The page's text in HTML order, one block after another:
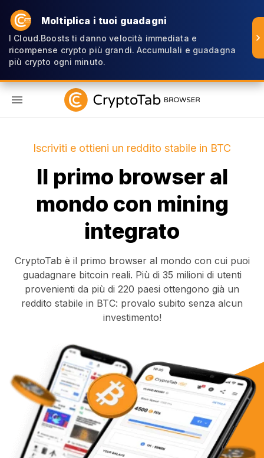
Moltiplica i tuoi guadagni
I Cloud.Boosts ti danno velocità immediata e
ricompense crypto più grandi. Accumulali e guadagna
più crypto ogni minuto.
Iscriviti e ottieni un reddito stabile in BTC
Il primo browser al
mondo con mining
integrato
CryptoTab è il primo browser al mondo con cui puoi
guadagnare bitcoin reali. Più di 35 milioni di utenti
provenienti da più di 220 paesi ottengono già un
reddito stabile in BTC: provalo subito senza alcun
investimento!